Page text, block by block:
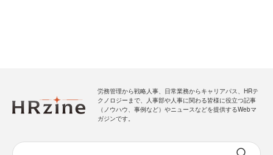
労務管理から戦略人事、日常業務からキャリアパス、HRテ
クノロジーまで、人事部や人事に関わる皆様に役立つ記事
（ノウハウ、事例など）やニュースなどを提供するWebマ
ガジンです。